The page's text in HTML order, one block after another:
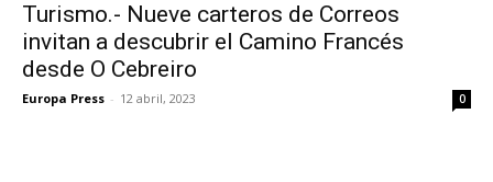
Turismo.- Nueve carteros de Correos
invitan a descubrir el Camino Francés
desde O Cebreiro
Europa Press - 12 abril, 2023 0